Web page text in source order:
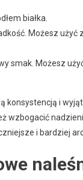
białka.
Możesz
smak. Możesz
konsystencją i
wzbogacić
i bardziej